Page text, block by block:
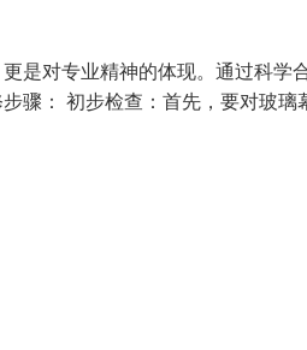
是对专业精神的体现。通过科学
骤： 初步检查：首先，要对玻璃